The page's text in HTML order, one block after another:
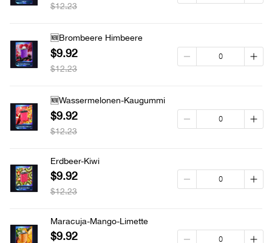
$12.23
🆕Brombeere Himbeere
$9.92
$12.23
🆕Wassermelonen-Kaugummi
$9.92
$12.23
Erdbeer-Kiwi
$9.92
$12.23
Maracuja-Mango-Limette
$9.92